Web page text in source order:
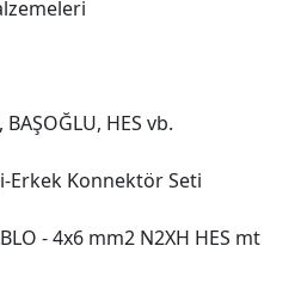
HES vb.
Erkek Konnektör Seti
- 4x6 mm2 N2XH HES mt